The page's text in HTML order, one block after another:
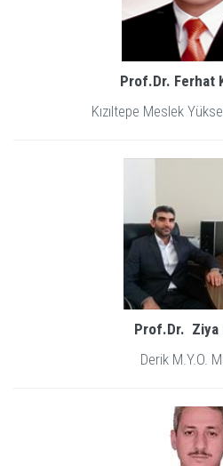
Prof.Dr. Ferhat
Kızıltepe Meslek
Prof.Dr. Ziya
Derik M.Y.O.